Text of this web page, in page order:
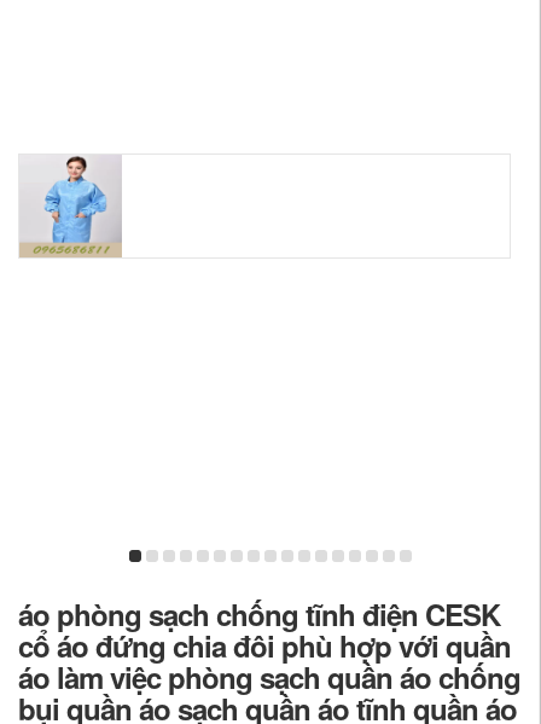
áo phòng sạch chống tĩnh điện CESK
cổ áo đứng chia đôi phù hợp với quần
áo làm việc phòng sạch quần áo chống
bụi quần áo sạch quần áo tĩnh quần áo